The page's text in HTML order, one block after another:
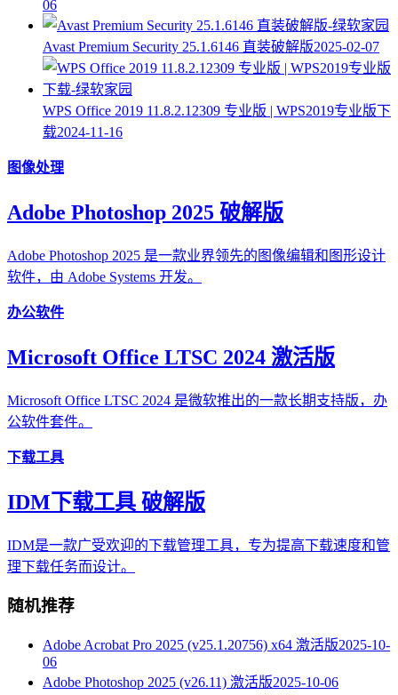
06
Avast Premium Security 25.1.6146 直装破解版2025-02-07
WPS Office 2019 11.8.2.12309 专业版 | WPS2019专业版下
载2024-11-16
图像处理
Adobe Photoshop 2025 破解版
Adobe Photoshop 2025 是一款业界领先的图像编辑和图形设计
软件，由 Adobe Systems 开发。
办公软件
Microsoft Office LTSC 2024 激活版
Microsoft Office LTSC 2024 是微软推出的一款长期支持版，办
公软件套件。
下载工具
IDM下载工具 破解版
IDM是一款广受欢迎的下载管理工具，专为提高下载速度和管
理下载任务而设计。
随机推荐
Adobe Acrobat Pro 2025 (v25.1.20756) x64 激活版2025-10-
06
Adobe Photoshop 2025 (v26.11) 激活版2025-10-06